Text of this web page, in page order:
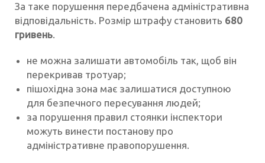
За таке порушення передбачена адміністративна
відповідальність. Розмір штрафу становить 680
гривень.
не можна залишати автомобіль так, щоб він
перекривав тротуар;
пішохідна зона має залишатися доступною
для безпечного пересування людей;
за порушення правил стоянки інспектори
можуть винести постанову про
адміністративне правопорушення.